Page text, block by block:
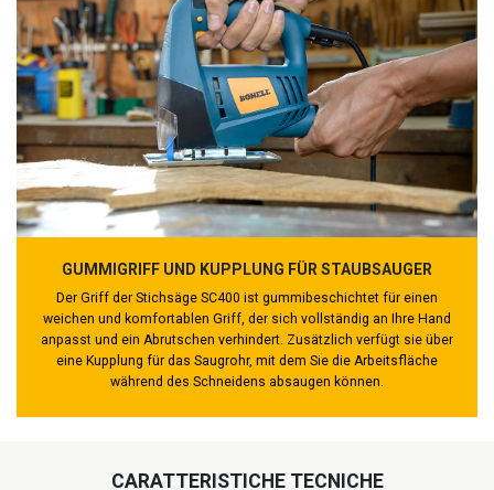
GUMMIGRIFF UND KUPPLUNG FÜR STAUBSAUGER
Der Griff der Stichsäge SC400 ist gummibeschichtet für einen
weichen und komfortablen Griff, der sich vollständig an Ihre Hand
anpasst und ein Abrutschen verhindert. Zusätzlich verfügt sie über
eine Kupplung für das Saugrohr, mit dem Sie die Arbeitsfläche
während des Schneidens absaugen können.
CARATTERISTICHE TECNICHE